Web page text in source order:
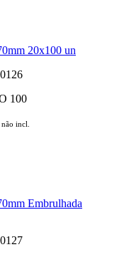
20x100 un
100
incl.
Embrulhada